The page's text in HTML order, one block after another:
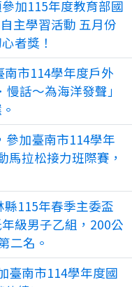
加115年度教育部國
主學習活動 五月份
者獎！
市114學年度戶外
話～為海洋發聲」
參加臺南市114學年
馬拉松接力班際賽，
115年春季主委盃
級男子乙組，200公
二名。
臺南市114學年度國